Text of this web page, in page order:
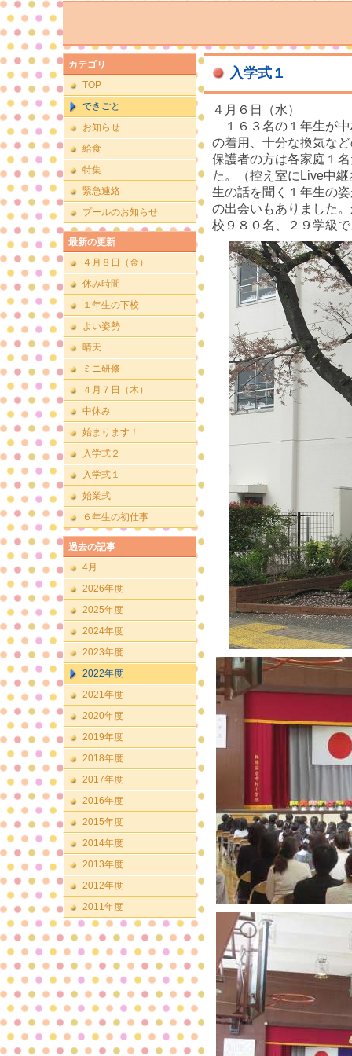
カテゴリ
TOP
できごと
お知らせ
給食
特集
緊急連絡
プールのお知らせ
最新の更新
４月８日（金）
休み時間
１年生の下校
よい姿勢
晴天
ミニ研修
４月７日（木）
中休み
始まります！
入学式２
入学式１
始業式
６年生の初仕事
過去の記事
4月
2026年度
2025年度
2024年度
2023年度
2022年度
2021年度
2020年度
2019年度
2018年度
2017年度
2016年度
2015年度
2014年度
2013年度
2012年度
2011年度
入学式１
４月６日（水）
１６３名の１年生が中
の着用、十分な換気な
保護者の方は各家庭１
た。（控え室にLive中
生の話を聞く１年生の
の出会いもありました
校９８０名、２９学級